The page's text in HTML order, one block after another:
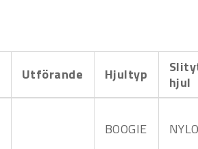
Utförande Hjultyp
hjul
BOOGIE